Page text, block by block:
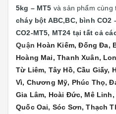
5kg – MT5 và sản phẩm cùng
cháy bột ABC,BC, bình CO2
CO2-MT5, MT24 tạitất cả
Quận Hoàn Kiếm, Đống Đa,
Hoàng Mai, Thanh Xuân,
Từ Liêm, Tây Hồ, Cầu Giấy,
Vì, Chương Mỹ, Phúc Thọ,
Gia Lâm, Hoài Đức, Mê
Quốc Oai, Sóc Sơn, Thạch